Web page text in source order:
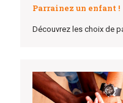
Parrainez un enfant !
Découvrez les choix de